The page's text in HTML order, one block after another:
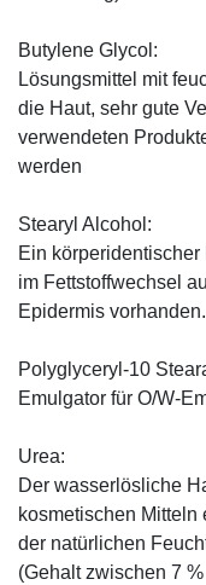
Butylene Glycol:
Lösungsmittel mit
die Haut, sehr gute
verwendeten
werden
Stearyl Alcohol:
Ein
im Fettstoffwechsel
Epidermis
Polyglyceryl-10
Emulgator für O/W-
Urea:
Der wasserlösliche
kosmetischen Mitteln
der natürlichen
(Gehalt zwischen 7